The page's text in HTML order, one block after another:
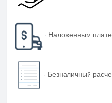
- Наложенным
- Безналичный